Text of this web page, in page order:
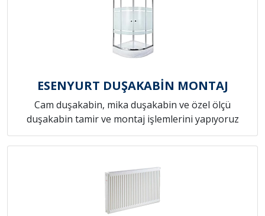
ESENYURT DUŞAKABİN MONTAJ
Cam duşakabin, mika duşakabin ve özel ölçü
duşakabin tamir ve montaj işlemlerini yapıyoruz